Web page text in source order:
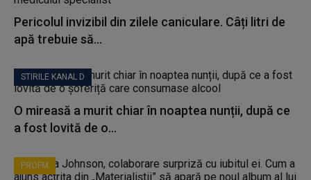
Pericolul invizibil din zilele caniculare. Câți litri de
apă trebuie să...
STIRILE KANAL D
O mireasă a murit chiar în noaptea nunții, după ce
a fost lovită de o...
PROFM